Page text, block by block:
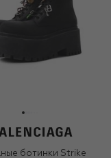
ботинки Strike